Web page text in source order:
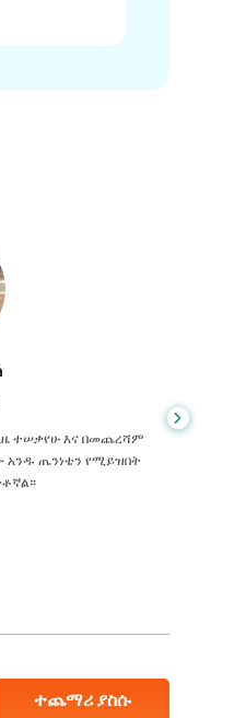
ተሠቃየሁ እና በመጨረሻም
አንዱ ጤንነቴን የሚይዝበት
ተጨማሪ ያስሱ